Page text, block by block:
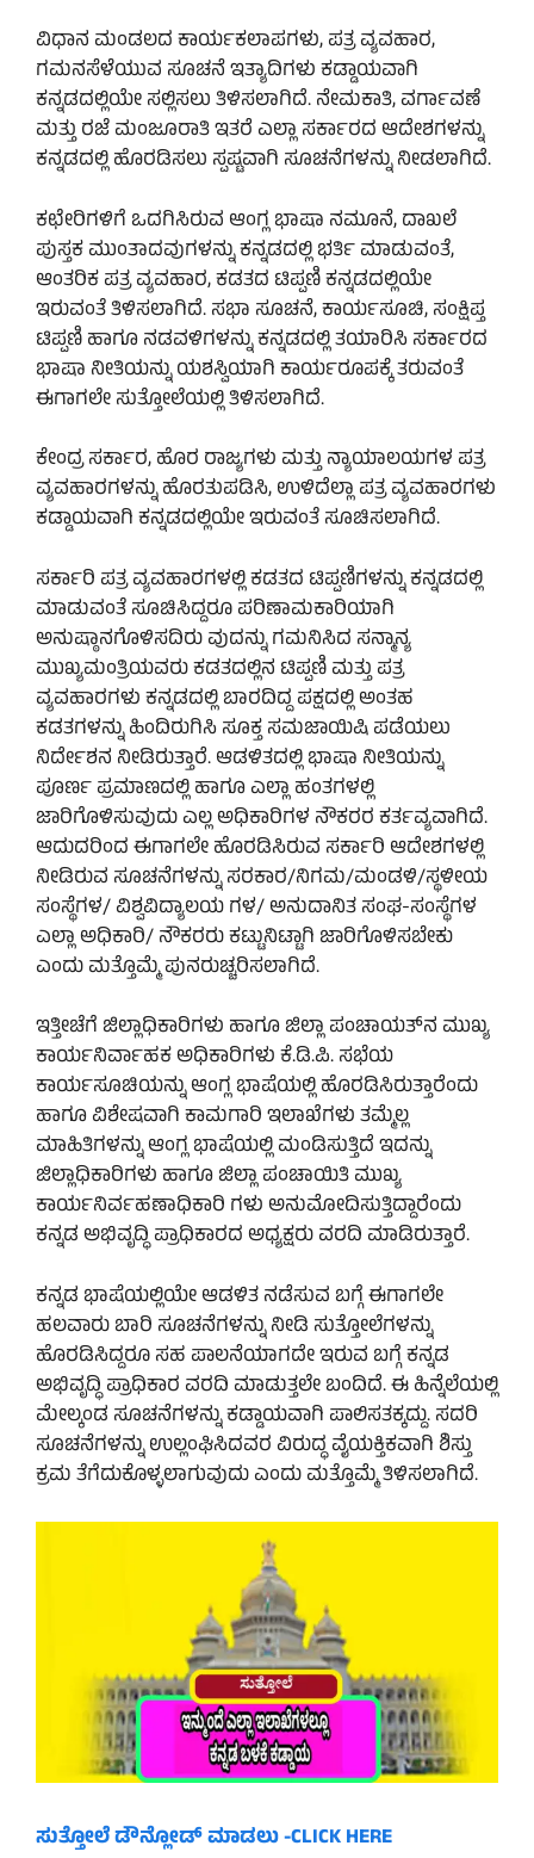
ವಿಧಾನ ಮಂಡಲದ ಕಾರ್ಯಕಲಾಪಗಳು, ಪತ್ರ ವ್ಯವಹಾರ,
ಗಮನಸೆಳೆಯುವ ಸೂಚನೆ ಇತ್ಯಾದಿಗಳು ಕಡ್ಡಾಯವಾಗಿ
ಕನ್ನಡದಲ್ಲಿಯೇ ಸಲ್ಲಿಸಲು ತಿಳಿಸಲಾಗಿದೆ. ನೇಮಕಾತಿ, ವರ್ಗಾವಣೆ
ಮತ್ತು ರಜೆ ಮಂಜೂರಾತಿ ಇತರೆ ಎಲ್ಲಾ ಸರ್ಕಾರದ ಆದೇಶಗಳನ್ನು
ಕನ್ನಡದಲ್ಲಿ ಹೊರಡಿಸಲು ಸ್ಪಷ್ಟವಾಗಿ ಸೂಚನೆಗಳನ್ನು ನೀಡಲಾಗಿದೆ.
ಕಛೇರಿಗಳಿಗೆ ಒದಗಿಸಿರುವ ಆಂಗ್ಲ ಭಾಷಾ ನಮೂನೆ, ದಾಖಲೆ
ಪುಸ್ತಕ ಮುಂತಾದವುಗಳನ್ನು ಕನ್ನಡದಲ್ಲಿ ಭರ್ತಿ ಮಾಡುವಂತೆ,
ಆಂತರಿಕ ಪತ್ರ ವ್ಯವಹಾರ, ಕಡತದ ಟಿಪ್ಪಣಿ ಕನ್ನಡದಲ್ಲಿಯೇ
ಇರುವಂತೆ ತಿಳಿಸಲಾಗಿದೆ. ಸಭಾ ಸೂಚನೆ, ಕಾರ್ಯಸೂಚಿ, ಸಂಕ್ಷಿಪ್ತ
ಟಿಪ್ಪಣಿ ಹಾಗೂ ನಡವಳಿಗಳನ್ನು ಕನ್ನಡದಲ್ಲಿ ತಯಾರಿಸಿ ಸರ್ಕಾರದ
ಭಾಷಾ ನೀತಿಯನ್ನು ಯಶಸ್ವಿಯಾಗಿ ಕಾರ್ಯರೂಪಕ್ಕೆ ತರುವಂತೆ
ಈಗಾಗಲೇ ಸುತ್ತೋಲೆಯಲ್ಲಿ ತಿಳಿಸಲಾಗಿದೆ.
ಕೇಂದ್ರ ಸರ್ಕಾರ, ಹೊರ ರಾಜ್ಯಗಳು ಮತ್ತು ನ್ಯಾಯಾಲಯಗಳ ಪತ್ರ
ವ್ಯವಹಾರಗಳನ್ನು ಹೊರತುಪಡಿಸಿ, ಉಳಿದೆಲ್ಲಾ ಪತ್ರ ವ್ಯವಹಾರಗಳು
ಕಡ್ಡಾಯವಾಗಿ ಕನ್ನಡದಲ್ಲಿಯೇ ಇರುವಂತೆ ಸೂಚಿಸಲಾಗಿದೆ.
ಸರ್ಕಾರಿ ಪತ್ರ ವ್ಯವಹಾರಗಳಲ್ಲಿ ಕಡತದ ಟಿಪ್ಪಣಿಗಳನ್ನು ಕನ್ನಡದಲ್ಲಿ
ಮಾಡುವಂತೆ ಸೂಚಿಸಿದ್ದರೂ ಪರಿಣಾಮಕಾರಿಯಾಗಿ
ಅನುಷ್ಠಾನಗೊಳಿಸದಿರು ವುದನ್ನು ಗಮನಿಸಿದ ಸನ್ಮಾನ್ಯ
ಮುಖ್ಯಮಂತ್ರಿಯವರು ಕಡತದಲ್ಲಿನ ಟಿಪ್ಪಣಿ ಮತ್ತು ಪತ್ರ
ವ್ಯವಹಾರಗಳು ಕನ್ನಡದಲ್ಲಿ ಬಾರದಿದ್ದ ಪಕ್ಷದಲ್ಲಿ ಅಂತಹ
ಕಡತಗಳನ್ನು ಹಿಂದಿರುಗಿಸಿ ಸೂಕ್ತ ಸಮಜಾಯಿಷಿ ಪಡೆಯಲು
ನಿರ್ದೇಶನ ನೀಡಿರುತ್ತಾರೆ. ಆಡಳಿತದಲ್ಲಿ ಭಾಷಾ ನೀತಿಯನ್ನು
ಪೂರ್ಣ ಪ್ರಮಾಣದಲ್ಲಿ ಹಾಗೂ ಎಲ್ಲಾ ಹಂತಗಳಲ್ಲಿ
ಜಾರಿಗೊಳಿಸುವುದು ಎಲ್ಲ ಅಧಿಕಾರಿಗಳ ನೌಕರರ ಕರ್ತವ್ಯವಾಗಿದೆ.
ಆದುದರಿಂದ ಈಗಾಗಲೇ ಹೊರಡಿಸಿರುವ ಸರ್ಕಾರಿ ಆದೇಶಗಳಲ್ಲಿ
ನೀಡಿರುವ ಸೂಚನೆಗಳನ್ನು ಸರಕಾರ/ನಿಗಮ/ಮಂಡಳಿ/ಸ್ಥಳೀಯ
ಸಂಸ್ಥೆಗಳ/ ವಿಶ್ವವಿದ್ಯಾಲಯ ಗಳ/ ಅನುದಾನಿತ ಸಂಘ-ಸಂಸ್ಥೆಗಳ
ಎಲ್ಲಾ ಅಧಿಕಾರಿ/ ನೌಕರರು ಕಟ್ಟುನಿಟ್ಟಾಗಿ ಜಾರಿಗೊಳಿಸಬೇಕು
ಎಂದು ಮತ್ತೊಮ್ಮೆ ಪುನರುಚ್ಚರಿಸಲಾಗಿದೆ.
ಇತ್ತೀಚೆಗೆ ಜಿಲ್ಲಾಧಿಕಾರಿಗಳು ಹಾಗೂ ಜಿಲ್ಲಾ ಪಂಚಾಯತ್‌ನ ಮುಖ್ಯ
ಕಾರ್ಯನಿರ್ವಾಹಕ ಅಧಿಕಾರಿಗಳು ಕೆ.ಡಿ.ಪಿ. ಸಭೆಯ
ಕಾರ್ಯಸೂಚಿಯನ್ನು ಆಂಗ್ಲ ಭಾಷೆಯಲ್ಲಿ ಹೊರಡಿಸಿರುತ್ತಾರೆಂದು
ಹಾಗೂ ವಿಶೇಷವಾಗಿ ಕಾಮಗಾರಿ ಇಲಾಖೆಗಳು ತಮ್ಮೆಲ್ಲ
ಮಾಹಿತಿಗಳನ್ನು ಆಂಗ್ಲ ಭಾಷೆಯಲ್ಲಿ ಮಂಡಿಸುತ್ತಿದೆ ಇದನ್ನು
ಜಿಲ್ಲಾಧಿಕಾರಿಗಳು ಹಾಗೂ ಜಿಲ್ಲಾ ಪಂಚಾಯಿತಿ ಮುಖ್ಯ
ಕಾರ್ಯನಿರ್ವಹಣಾಧಿಕಾರಿ ಗಳು ಅನುಮೋದಿಸುತ್ತಿದ್ದಾರೆಂದು
ಕನ್ನಡ ಅಭಿವೃದ್ಧಿ ಪ್ರಾಧಿಕಾರದ ಅಧ್ಯಕ್ಷರು ವರದಿ ಮಾಡಿರುತ್ತಾರೆ.
ಕನ್ನಡ ಭಾಷೆಯಲ್ಲಿಯೇ ಆಡಳಿತ ನಡೆಸುವ ಬಗ್ಗೆ ಈಗಾಗಲೇ
ಹಲವಾರು ಬಾರಿ ಸೂಚನೆಗಳನ್ನು ನೀಡಿ ಸುತ್ತೋಲೆಗಳನ್ನು
ಹೊರಡಿಸಿದ್ದರೂ ಸಹ ಪಾಲನೆಯಾಗದೇ ಇರುವ ಬಗ್ಗೆ ಕನ್ನಡ
ಅಭಿವೃದ್ಧಿ ಪ್ರಾಧಿಕಾರ ವರದಿ ಮಾಡುತ್ತಲೇ ಬಂದಿದೆ. ಈ ಹಿನ್ನೆಲೆಯಲ್ಲಿ
ಮೇಲ್ಕಂಡ ಸೂಚನೆಗಳನ್ನು ಕಡ್ಡಾಯವಾಗಿ ಪಾಲಿಸತಕ್ಕದ್ದು. ಸದರಿ
ಸೂಚನೆಗಳನ್ನು ಉಲ್ಲಂಘಿಸಿದವರ ವಿರುದ್ಧ ವೈಯಕ್ತಿಕವಾಗಿ ಶಿಸ್ತು
ಕ್ರಮ ತೆಗೆದುಕೊಳ್ಳಲಾಗುವುದು ಎಂದು ಮತ್ತೊಮ್ಮೆ ತಿಳಿಸಲಾಗಿದೆ.
ಸುತ್ತೋಲೆ ಡೌನ್ಲೋಡ್ ಮಾಡಲು -CLICK HERE